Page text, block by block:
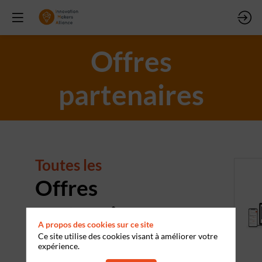
Offres
partenaires
Toutes les
Offres
partenaires
A propos des cookies sur ce site
Ce site utilise des cookies visant à améliorer votre
expérience.